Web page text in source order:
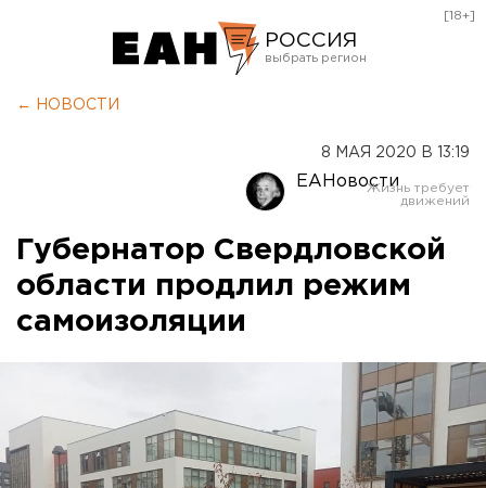
РОССИЯ
Оренбург
[18+]
← НОВОСТИ
8 МАЯ 2020 В 13:19
ЕАНовости
Губернатор Свердловской
области продлил режим
самоизоляции